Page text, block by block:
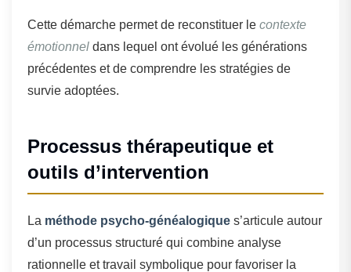
Cette démarche permet de reconstituer le contexte
émotionnel dans lequel ont évolué les générations
précédentes et de comprendre les stratégies de
survie adoptées.
Processus thérapeutique et
outils d’intervention
La méthode psycho-généalogique s’articule autour
d’un processus structuré qui combine analyse
rationnelle et travail symbolique pour favoriser la